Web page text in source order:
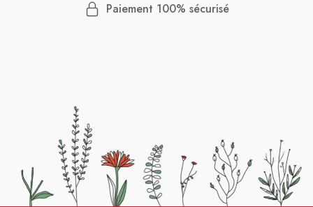
Paiement 100% sécurisé